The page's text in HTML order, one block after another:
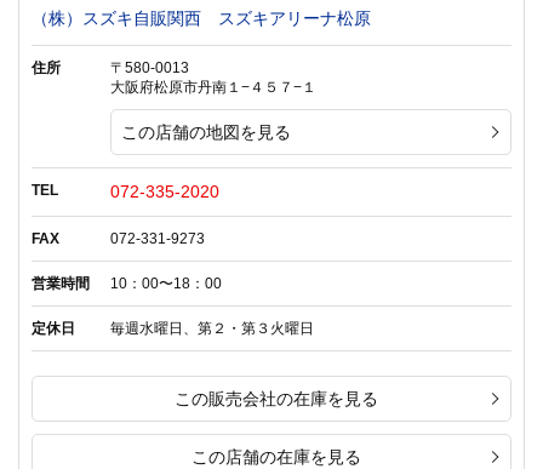
（株）スズキ自販関西 スズキアリーナ松原
住所
〒580-0013
大阪府松原市丹南１−４５７−１
この店舗の地図を見る
TEL 072-335-2020
FAX 072-331-9273
営業時間 10：00〜18：00
定休日 毎週水曜日、第２・第３火曜日
この販売会社の在庫を見る
この店舗の在庫を見る